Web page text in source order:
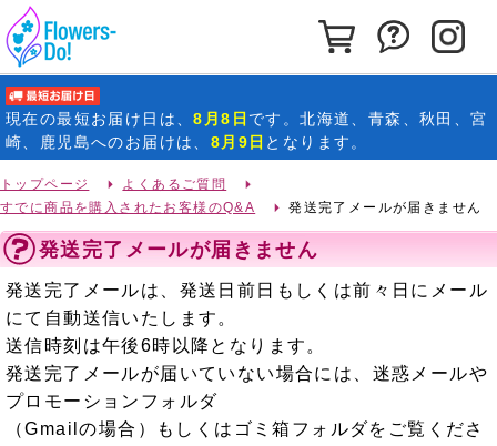
カートを見る
お問い合
現在の最短お届け日 は、8月8日 です。北海道、青森、秋田、宮
崎、鹿児島へのお届けは、 8月9日 となります。
トップページ
よくあるご質問
すでに商品を購入されたお客様のQ&A
発送完了メールが届きません
発送完了メールが届きません
発送完了メールは、発送日前日もしくは前々日にメール
にて自動送信いたします。
送信時刻は午後6時以降となります。
発送完了メールが届いていない場合には、迷惑メールや
プロモーションフォルダ
（Gmailの場合）もしくはゴミ箱フォルダをご覧くださ